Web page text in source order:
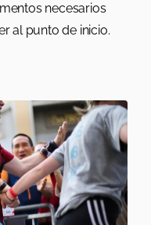
necesarios
al punto de inicio.